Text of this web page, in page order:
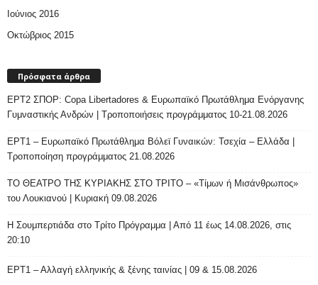
Ιούνιος 2016
Οκτώβριος 2015
Πρόσφατα άρθρα
ΕΡΤ2 ΣΠΟΡ: Copa Libertadores & Ευρωπαϊκό Πρωτάθλημα Ενόργανης
Γυμναστικής Ανδρών | Τροποποιήσεις προγράμματος 10-21.08.2026
ΕΡΤ1 – Ευρωπαϊκό Πρωτάθλημα Βόλεϊ Γυναικών: Τσεχία – Ελλάδα |
Τροποποίηση προγράμματος 21.08.2026
ΤΟ ΘΕΑΤΡΟ ΤΗΣ ΚΥΡΙΑΚΗΣ ΣΤΟ ΤΡΙΤΟ – «Τίμων ή Μισάνθρωπος»
του Λουκιανού | Κυριακή 09.08.2026
H Σουμπερτιάδα στο Τρίτο Πρόγραμμα | Από 11 έως 14.08.2026, στις
20:10
ΕΡΤ1 – Αλλαγή ελληνικής & ξένης ταινίας | 09 & 15.08.2026